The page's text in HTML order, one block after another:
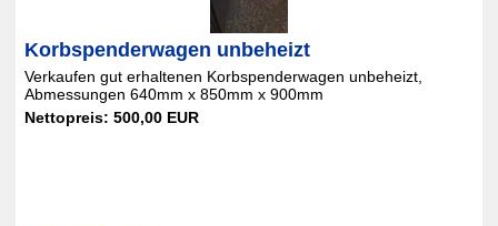
Korbspenderwagen unbeheizt
Verkaufen gut erhaltenen Korbspenderwagen unbeheizt,
Abmessungen 640mm x 850mm x 900mm
Nettopreis: 500,00 EUR